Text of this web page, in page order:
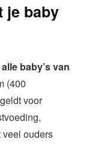
je baby
alle baby’s van
(400
voor
veel ouders